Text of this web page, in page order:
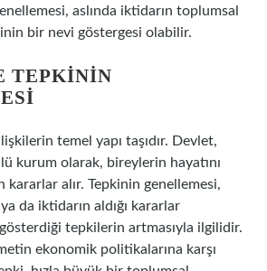
aslında iktidarın toplumsal
bir nevi göstergesi olabilir.
TEPKININ
temel yapı taşıdır. Devlet,
kurum olarak, bireylerin hayatını
alır. Tepkinin genellemesi,
da iktidarın aldığı kararlar
tepkilerin artmasıyla ilgilidir.
ekonomik politikalarına karşı